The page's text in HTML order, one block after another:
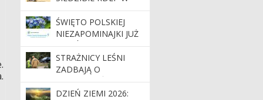
RADOMIU
ŚWIĘTO POLSKIEJ
NIEZAPOMINAJKI JUŻ
WKRÓTCE!
STRAŻNICY LEŚNI
ZADBAJĄ O
BEZPIECZEŃSTWO
PODCZAS MAJÓWKI
DZIEŃ ZIEMI 2026: